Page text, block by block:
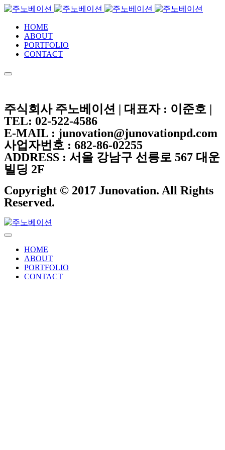
HOME
ABOUT
PORTFOLIO
CONTACT
주식회사 주노베이션 | 대표자 : 이준호 |
TEL: 02-522-4586
E-MAIL : junovation@junovationpd.com
사업자번호 : 682-86-02255
ADDRESS : 서울 강남구 선릉로 567 대운
빌딩 2F
Copyright © 2017 Junovation. All Rights
Reserved.
HOME
ABOUT
PORTFOLIO
CONTACT